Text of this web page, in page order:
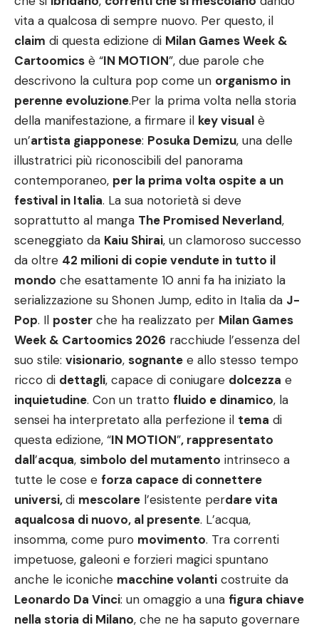
vita a qualcosa di sempre nuovo. Per questo, il
claim di questa edizione di Milan Games Week &
Cartoomics è “IN MOTION”, due parole che
descrivono la cultura pop come un organismo in
perenne evoluzione.Per la prima volta nella storia
della manifestazione, a firmare il key visual è
un’artista giapponese: Posuka Demizu, una delle
illustratrici più riconoscibili del panorama
contemporaneo, per la prima volta ospite a un
festival in Italia. La sua notorietà si deve
soprattutto al manga The Promised Neverland,
sceneggiato da Kaiu Shirai, un clamoroso successo
da oltre 42 milioni di copie vendute in tutto il
mondo che esattamente 10 anni fa ha iniziato la
serializzazione su Shonen Jump, edito in Italia da J-
Pop. Il poster che ha realizzato per Milan Games
Week & Cartoomics 2026 racchiude l’essenza del
suo stile: visionario, sognante e allo stesso tempo
ricco di dettagli, capace di coniugare dolcezza e
inquietudine. Con un tratto fluido e dinamico, la
sensei ha interpretato alla perfezione il tema di
questa edizione, “IN MOTION”, rappresentato
dall’acqua, simbolo del mutamento intrinseco a
tutte le cose e forza capace di connettere
universi,di mescolare l’esistente perdare vita
aqualcosa di nuovo, al presente. L’acqua,
insomma, come puro movimento. Tra correnti
impetuose, galeoni e forzieri magici spuntano
anche le iconiche macchine volanti costruite da
Leonardo Da Vinci: un omaggio a una figura chiave
nella storia di Milano, che ne ha saputo governare